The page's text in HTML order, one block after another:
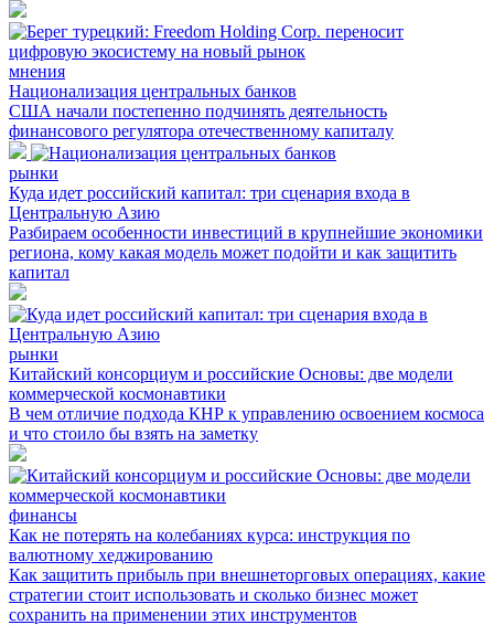
мнения
Национализация центральных банков
США начали постепенно подчинять деятельность
финансового регулятора отечественному капиталу
рынки
Куда идет российский капитал: три сценария входа в
Центральную Азию
Разбираем особенности инвестиций в крупнейшие экономики
региона, кому какая модель может подойти и как защитить
капитал
рынки
Китайский консорциум и российские Основы: две модели
коммерческой космонавтики
В чем отличие подхода КНР к управлению освоением космоса
и что стоило бы взять на заметку
финансы
Как не потерять на колебаниях курса: инструкция по
валютному хеджированию
Как защитить прибыль при внешнеторговых операциях, какие
стратегии стоит использовать и сколько бизнес может
сохранить на применении этих инструментов